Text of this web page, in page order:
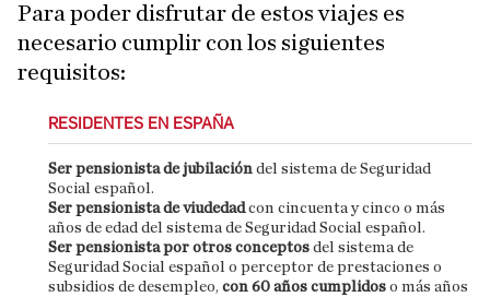
Para poder disfrutar de estos viajes es
necesario cumplir con los siguientes
requisitos:
RESIDENTES EN ESPAÑA
Ser pensionista de jubilación del sistema de Seguridad
Social español.
Ser pensionista de viudedadcon cincuenta y cinco o más
años de edad del sistema de Seguridad Social español.
Ser pensionista por otros conceptos del sistema de
Seguridad Social español o perceptor de prestaciones o
subsidios de desempleo, con 60 años cumplidos o más años